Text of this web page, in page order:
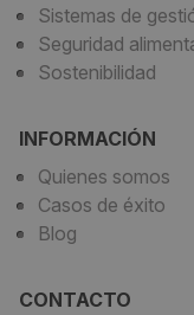
Sistemas de
Seguridad
Sostenibilidad
INFORMACIÓN
Quienes somos
Casos de éxito
Blog
CONTACTO